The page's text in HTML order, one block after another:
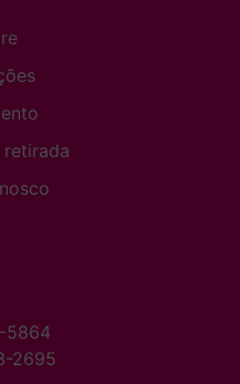
retirada
5864
2695